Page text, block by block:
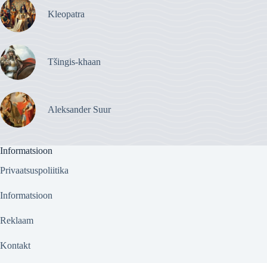
Kleopatra
Tšingis-khaan
Aleksander Suur
Informatsioon
Privaatsuspoliitika
Informatsioon
Reklaam
Kontakt